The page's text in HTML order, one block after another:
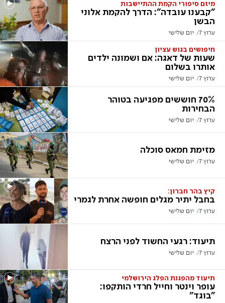
מיזם סיפורי הקמת ההתיישבות
"קבענו עובדה": הדרך להקמת אלוני
הבשן
ערוץ 7 יום שלישי
חיפושים בגוש עציון
שעות של דאגה: אם ושמונה ילדים
אותרו בשלום
ערוץ 7 יום שלישי
70% חוששים מפגיעה בטוהר
הבחירות
ערוץ 7 יום שלישי
מזימת חמאס סוכלה
ערוץ 7 יום שלישי
קיץ בהר חברון:
בחבל יתיר מגלים חופשה אחרת לגמרי
ערוץ 7 יום שלישי
תיעוד: רגעי החשוד לפני הרצח
ערוץ 7 יום שלישי
תיעוד מהפגנת הפלג הירושלמי
עופר וינטר וחייל חרדי הותקפו:
"בוגד"